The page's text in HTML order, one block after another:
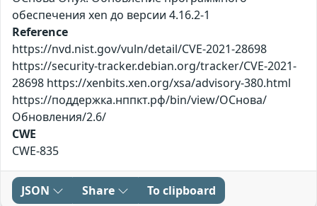
обеспечения xen до версии 4.16.2-1
Reference
https://nvd.nist.gov/vuln/detail/CVE-2021-28698
https://security-tracker.debian.org/tracker/CVE-2021-
28698 https://xenbits.xen.org/xsa/advisory-380.html
https://поддержка.нппкт.рф/bin/view/ОСнова/
Обновления/2.6/
CWE
CWE-835
JSON Share To clipboard